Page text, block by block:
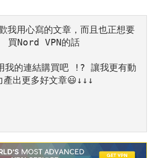
我用心寫的文章，而且也正想要
買Nord VPN的話
我的連結購買吧 !? 讓我更有動
產出更多好文章😃↓↓↓